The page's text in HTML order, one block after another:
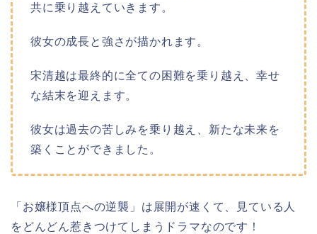
共に乗り越えていきます。
彼女の成長と強さが描かれます。
宋清越は最終的に全ての困難を乗り越え、幸せ
な結末を迎えます。
彼女は過去の苦しみを乗り越え、新たな未来を
築くことができました。
「お嬢様頂点への逆襲」は展開が速くて、見ている人
をどんどん惹きつけてしまうドラマなのです！